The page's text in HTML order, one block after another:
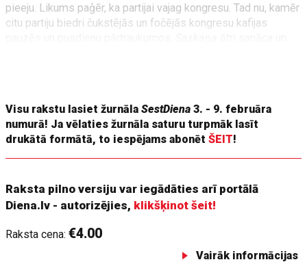
pieeju. Likums paģēr, ka partijai vajag kongresu. Tad nu, kamēr
citu partiju biedri čukstējās un fočējās kongresu kafijas
Visu rakstu lasiet žurnālaSestDiena 3. - 9. februāra
numurā! Ja vēlaties žurnāla saturu turpmāk lasīt
drukātā formātā, to iespējams abonētŠEIT!
Raksta pilno versiju var iegādāties arī portālā
Diena.lv - autorizējies, klikšķinot šeit!
Raksta cena:€4.00
Vairāk informācijas